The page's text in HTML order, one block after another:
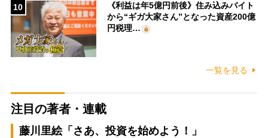
10
《利益は年5億円前後》住み込みバイト
から“ギガ大家さん”となった資産200億
円税理…
一覧を見る
注目の著者・連載
藤川里絵「さあ、投資を始めよう！」